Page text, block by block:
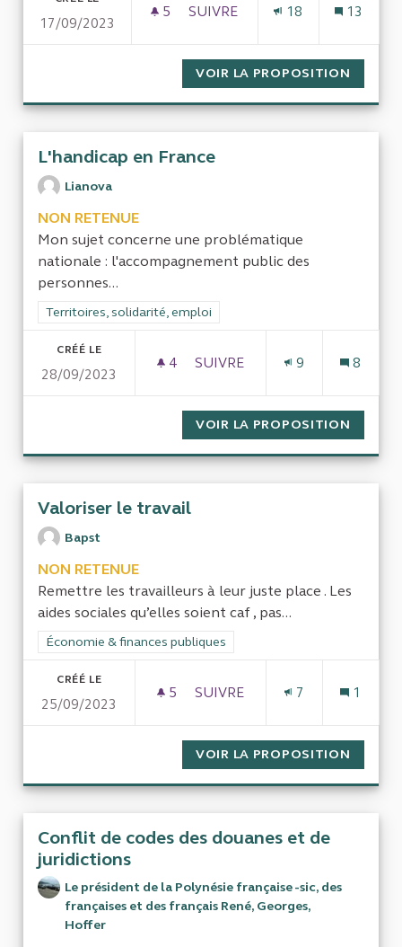
17/09/2023
5 5 ABONNÉS
SUIVRE
18 13
VOIR LA PROPOSITION
L'handicap en France
Lianova
NON RETENUE
Mon sujet concerne une problématique
nationale : l'accompagnement public des
personnes...
Filtrer les résultats de la catégorie : Territoires, solidarité,
Territoires, solidarité, emploi
CRÉÉ LE
28/09/2023
4 4 ABONNÉS
SUIVRE
9 8
VOIR LA PROPOSITION
Valoriser le travail
Bapst
NON RETENUE
Remettre les travailleurs à leur juste place . Les
aides sociales qu’elles soient caf , pas...
Filtrer les résultats de la catégorie : Économie & finances
Économie & finances publiques
CRÉÉ LE
25/09/2023
5 5 ABONNÉS
SUIVRE
7 1
VOIR LA PROPOSITION
Conflit de codes des douanes et de
juridictions
Le président de la Polynésie française -sic, des
françaises et des français René, Georges,
Hoffer